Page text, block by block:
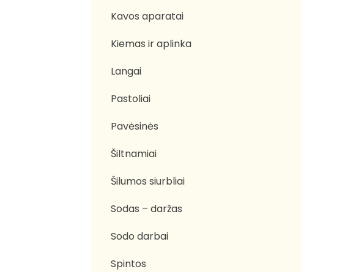
Kavos aparatai
Kiemas ir aplinka
Langai
Pastoliai
Pavėsinės
Šiltnamiai
Šilumos siurbliai
Sodas – daržas
Sodo darbai
Spintos